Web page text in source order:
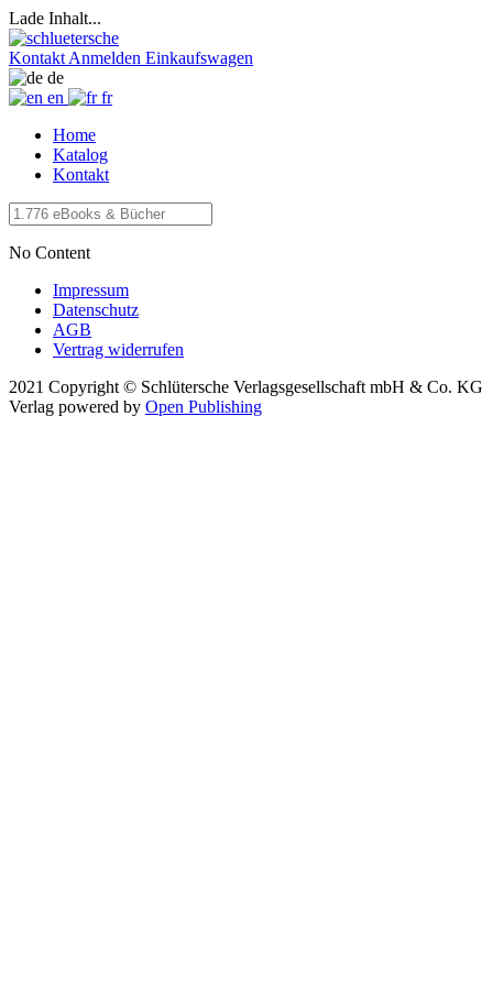
Lade Inhalt...
Kontakt Anmelden Einkaufswagen
de
en
fr
Home
Katalog
Kontakt
No Content
Impressum
Datenschutz
AGB
Vertrag widerrufen
2021 Copyright © Schlütersche Verlagsgesellschaft mbH & Co. KG
Verlag powered by Open Publishing